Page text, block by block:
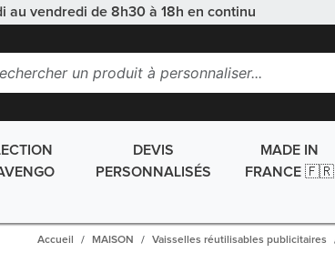
au vendredi de 8h30 à 18h en continu
DEVIS
PERSONNALISÉS
MADE IN
FRANCE 🇫🇷
Accueil MAISON Vaisselles réutilisables publicitaires